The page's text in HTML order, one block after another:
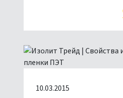
10.03.2015